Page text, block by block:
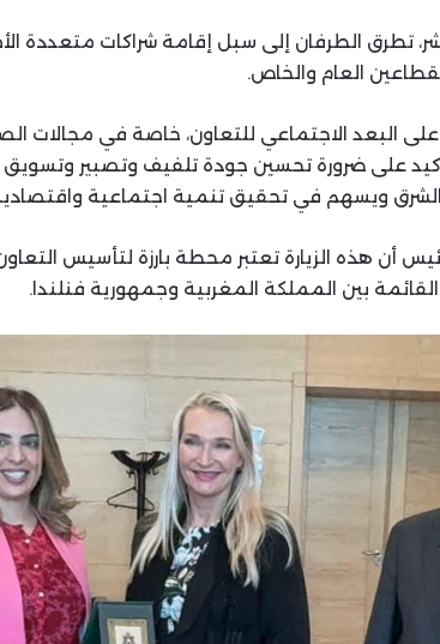
تطرق الطرفان إلى سبل إقامة شراكات متعددة
العام والخاص.
البعد الاجتماعي للتعاون، خاصة في مجالات
على ضرورة تحسين جودة تلفيف وتصبير وتسويق
الشرق ويسهم في تحقيق تنمية اجتماعية
أن هذه الزيارة تعتبر محطة بارزة لتأسيس
القائمة بين المملكة المغربية وجمهورية فنلندا.